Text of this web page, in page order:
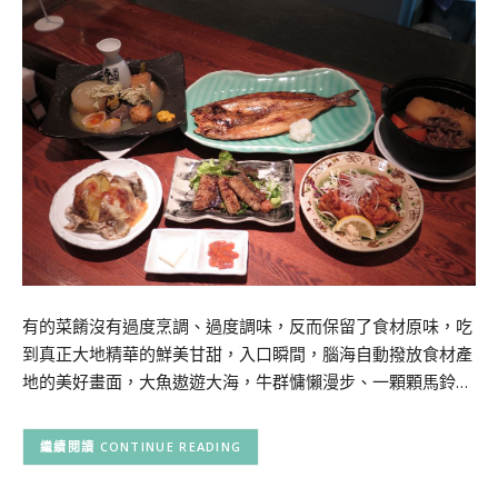
有的菜餚沒有過度烹調、過度調味，反而保留了食材原味，吃
到真正大地精華的鮮美甘甜，入口瞬間，腦海自動撥放食材產
地的美好畫面，大魚遨遊大海，牛群慵懶漫步、一顆顆馬鈴…
CONTINUE READING